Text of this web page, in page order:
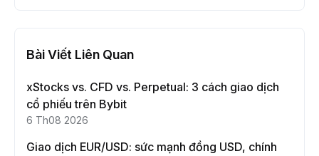
Bài Viết Liên Quan
xStocks vs. CFD vs. Perpetual: 3 cách giao dịch
cổ phiếu trên Bybit
6 Th08 2026
Giao dịch EUR/USD: sức mạnh đồng USD, chính